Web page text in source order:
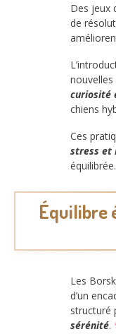
Des jeux
de
curiosité
chiens
Ces
stress et
équilibrée.
Équilibre
Les
d’un
structuré
sérénité.